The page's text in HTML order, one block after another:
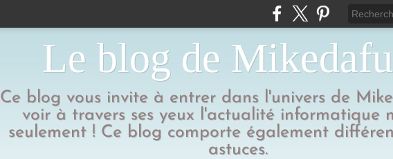
Le blog de
Ce blog vous invite à entrer dans l'univers de
voir à travers ses yeux l'actualité informatique
seulement ! Ce blog comporte également
astuces.